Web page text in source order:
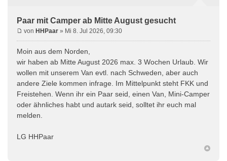
Paar mit Camper ab Mitte August gesucht
von HHPaar » Mi 8. Jul 2026, 09:30
Moin aus dem Norden,
wir haben ab Mitte August 2026 max. 3 Wochen Urlaub. Wir
wollen mit unserem Van evtl. nach Schweden, aber auch
andere Ziele kommen infrage. Im Mittelpunkt steht FKK und
Freistehen. Wenn ihr ein Paar seid, einen Van, Mini-Camper
oder ähnliches habt und autark seid, solltet ihr euch mal
melden.
LG HHPaar